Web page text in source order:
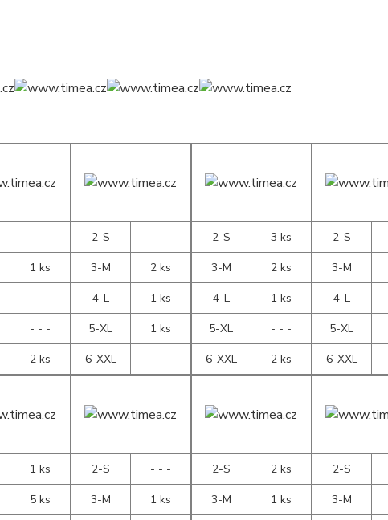
- - -
1 ks
- - -
- - -
2 ks
2-S
- - -
3-M
2 ks
4-L
1 ks
5-XL
1 ks
6-XXL
- - -
2-S
3 ks
3-M
2 ks
4-L
1 ks
5-XL
- - -
6-XXL
2 ks
2-S
3-M
4-L
5-XL
6-XXL
1 ks
5 ks
2-S
- - -
3-M
1 ks
2-S
2 ks
3-M
1 ks
2-S
3-M